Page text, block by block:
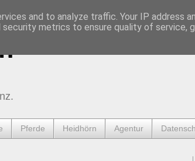
Pferde Heidhörn Agentur
and to analyze traffic. Your IP address
metrics to ensure quality of service,